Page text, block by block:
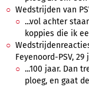
Wedstrijden van
...vol achter
koppies die ik
Feyenoord-PSV, 29
...100 jaar. Dan
ploeg, en gaat